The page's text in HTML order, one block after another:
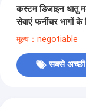
कस्टम डिजाइन धातु
सेवाएं फर्नीचर भागों के
मूल्य：negotiable
सबसे